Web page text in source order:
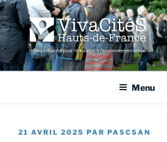
Aller
au
contenu
principal
VIVACITÉS
Réseau régional pour l'éducation à
Menu
PUBLIÉ
21 AVRIL 2025 PAR PASCSAN